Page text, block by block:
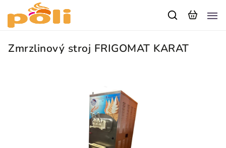
Zmrzlinový stroj FRIGOMAT KARAT